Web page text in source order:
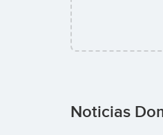
Noticias